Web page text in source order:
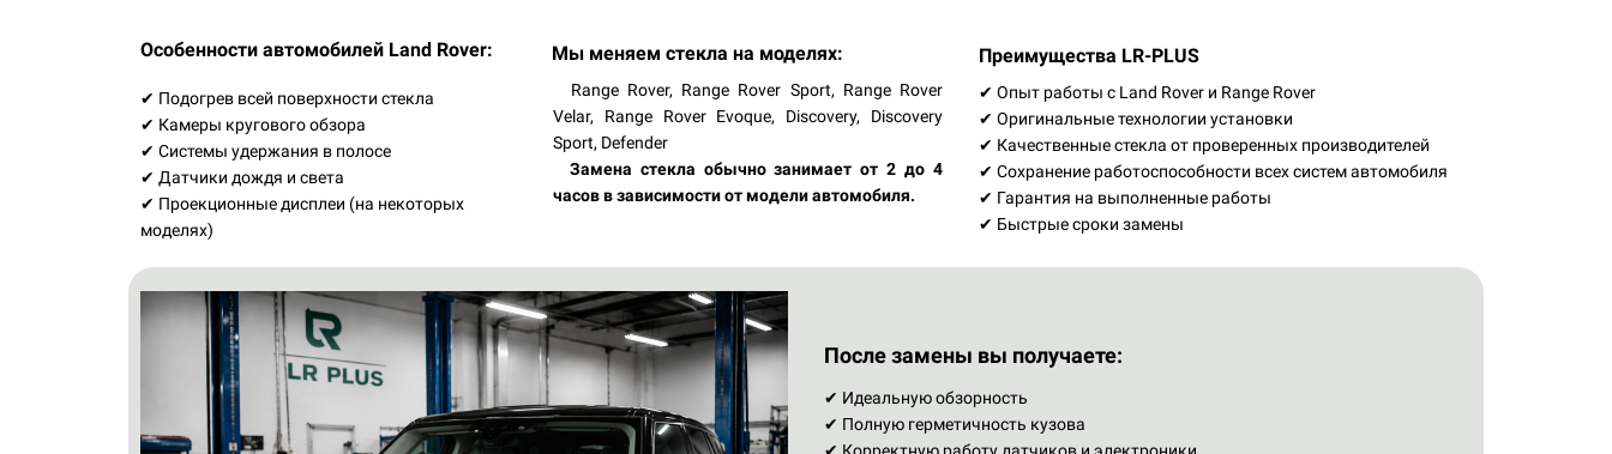
Особенности автомобилей Land Rover:
✔ Подогрев всей поверхности стекла
✔ Камеры кругового обзора
✔ Системы удержания в полосе
✔ Датчики дождя и света
✔ Проекционные дисплеи (на некоторых
моделях)
Мы меняем стекла на моделях:
Range Rover, Range Rover Sport, Range Rover
Velar, Range Rover Evoque, Discovery, Discovery
Sport, Defender
Замена стекла обычно занимает от 2 до 4
часов в зависимости от модели автомобиля.
Преимущества LR-PLUS
✔ Опыт работы с Land Rover и Range Rover
✔ Оригинальные технологии установки
✔ Качественные стекла от проверенных производителей
✔ Сохранение работоспособности всех систем автомобиля
✔ Гарантия на выполненные работы
✔ Быстрые сроки замены
После замены вы получаете:
✔ Идеальную обзорность
✔ Полную герметичность кузова